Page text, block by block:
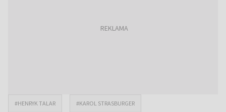
#HENRYK TALAR #KAROL STRASBURGER